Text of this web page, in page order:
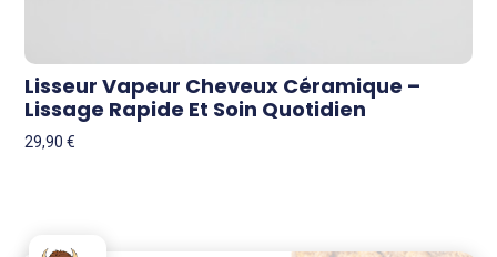
Lisseur Vapeur Cheveux Céramique –
Lissage Rapide Et Soin Quotidien
29,90€